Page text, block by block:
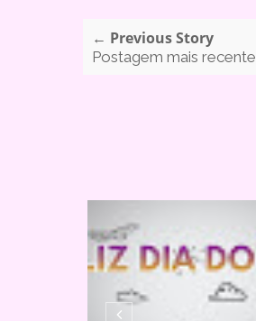
← Previous Story
Postagem mais recente